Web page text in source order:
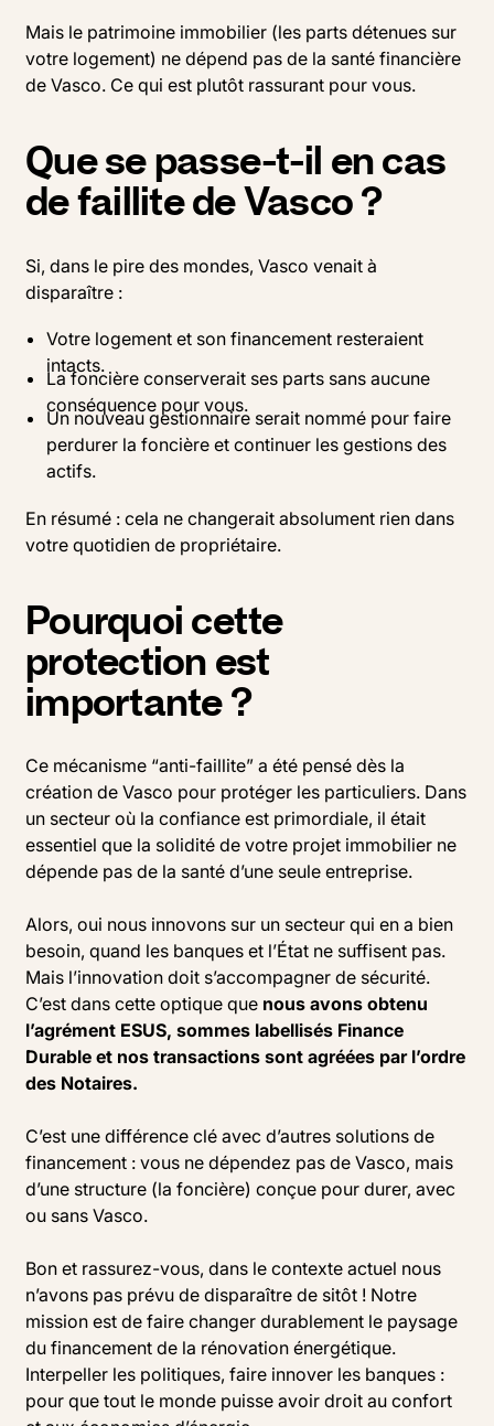
Mais le patrimoine immobilier (les parts détenues sur
votre logement) ne dépend pas de la santé financière
de Vasco. Ce qui est plutôt rassurant pour vous.
Que se passe-t-il en cas
de faillite de Vasco ?
Si, dans le pire des mondes, Vasco venait à
disparaître :
Votre logement et son financement resteraient
intacts.
La foncière conserverait ses parts sans aucune
conséquence pour vous.
Un nouveau gestionnaire serait nommé pour faire
perdurer la foncière et continuer les gestions des
actifs.
En résumé : cela ne changerait absolument rien dans
votre quotidien de propriétaire.
Pourquoi cette
protection est
importante ?
Ce mécanisme “anti-faillite” a été pensé dès la
création de Vasco pour protéger les particuliers. Dans
un secteur où la confiance est primordiale, il était
essentiel que la solidité de votre projet immobilier ne
dépende pas de la santé d’une seule entreprise.
Alors, oui nous innovons sur un secteur qui en a bien
besoin, quand les banques et l’État ne suffisent pas.
Mais l’innovation doit s’accompagner de sécurité.
C’est dans cette optique que nous avons obtenu
l’agrément ESUS, sommes labellisés Finance
Durable et nos transactions sont agréées par l’ordre
des Notaires.
C’est une différence clé avec d’autres solutions de
financement : vous ne dépendez pas de Vasco, mais
d’une structure (la foncière) conçue pour durer, avec
ou sans Vasco.
Bon et rassurez-vous, dans le contexte actuel nous
n’avons pas prévu de disparaître de sitôt ! Notre
mission est de faire changer durablement le paysage
du financement de la rénovation énergétique.
Interpeller les politiques, faire innover les banques :
pour que tout le monde puisse avoir droit au confort